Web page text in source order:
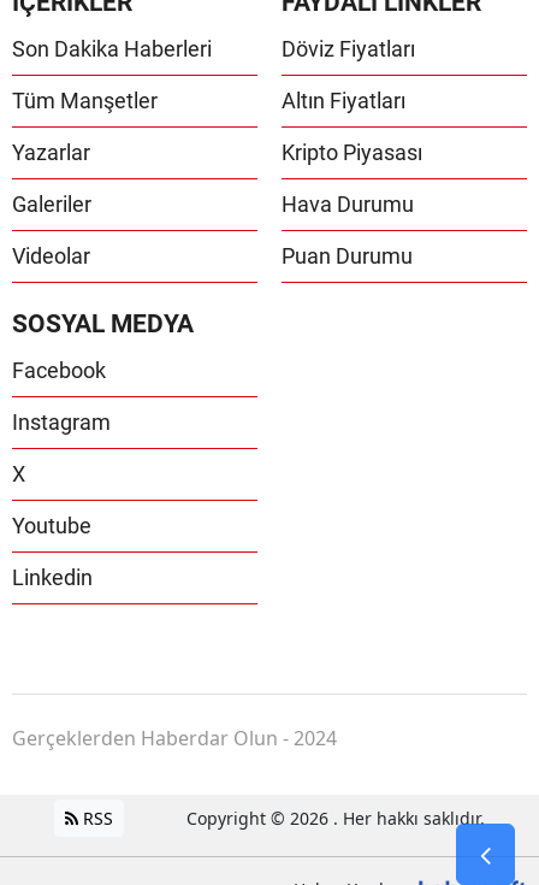
Son Dakika Haberleri
Tüm Manşetler
Yazarlar
Galeriler
Videolar
Döviz Fiyatları
Altın Fiyatları
Kripto Piyasası
Hava Durumu
Puan Durumu
SOSYAL MEDYA
Facebook
Instagram
X
Youtube
Linkedin
Gerçeklerden Haberdar Olun - 2024
RSS Copyright © 2026 . Her hakkı saklıdır.